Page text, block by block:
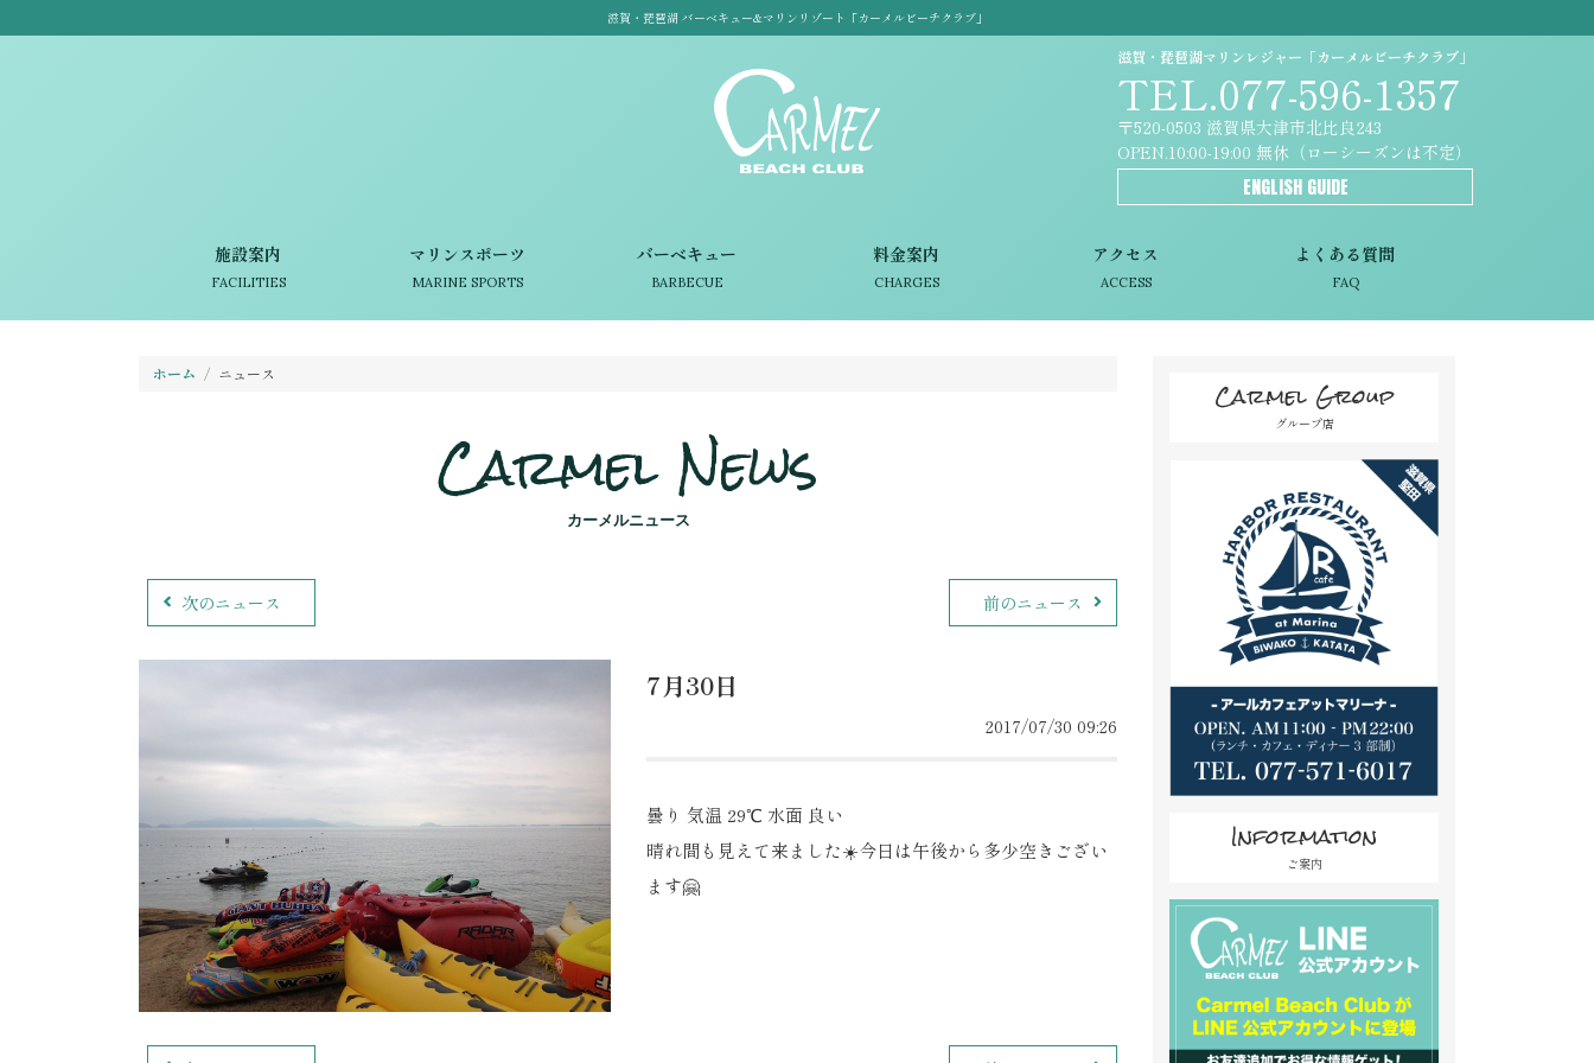
滋賀・琵琶湖 バーベキュー&マリンリゾート「カーメルビーチクラブ」
施設案内
FACILITIES
マリンスポーツ
MARINE SPORTS
バーベキュー
BARBECUE
料金案内
CHARGES
アクセス
ACCESS
よくある質問
FAQ
滋賀・琵琶湖マリンレジャー「カーメルビーチクラブ」
TEL.077-596-1357
〒520-0503 滋賀県大津市北比良243
OPEN.10:00-19:00 無休（ローシーズンは不定）
ENGLISH GUIDE
ホーム ニュース
Carmel News
カーメルニュース
次のニュース 前のニュース
7月30日
2017/07/30 09:26
曇り 気温 29℃ 水面 良い
晴れ間も見えて来ました☀️今日は午後から多少空きござい
ます🤗
Carmel Group
グループ店
Information
ご案内